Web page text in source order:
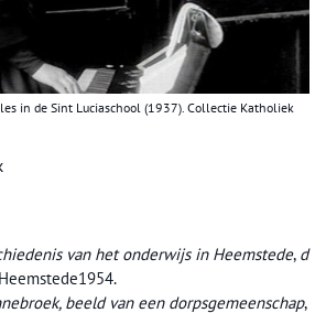
in de Sint Luciaschool (1937). Collectie Katholiek
van het onderwijs in Heemstede, d
Heemstede1954.
beeld van een dorpsgemeenschap,